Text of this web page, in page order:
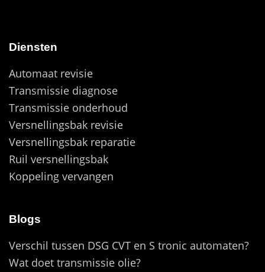
Diensten
Automaat revisie
Transmissie diagnose
Transmissie onderhoud
Versnellingsbak revisie
Versnellingsbak reparatie
Ruil versnellingsbak
Koppeling vervangen
Blogs
Verschil tussen DSG CVT en S tronic automaten?
Wat doet transmissie olie?